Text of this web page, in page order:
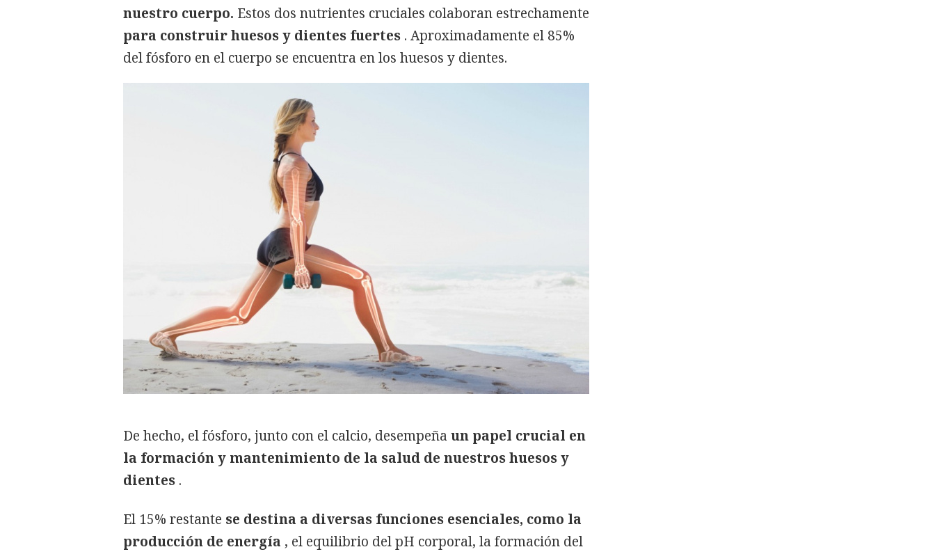
nuestro cuerpo. Estos dos nutrientes cruciales colaboran estrechamente
para construir huesos y dientes fuertes . Aproximadamente el 85%
del fósforo en el cuerpo se encuentra en los huesos y dientes.
De hecho, el fósforo, junto con el calcio, desempeña un papel crucial en
la formación y mantenimiento de la salud de nuestros huesos y
dientes .
El 15% restante se destina a diversas funciones esenciales, como la
producción de energía , el equilibrio del pH corporal, la formación del